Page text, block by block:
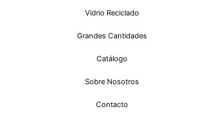
Vidrio Reciclado
Grandes Cantidades
Catálogo
Sobre Nosotros
Contacto